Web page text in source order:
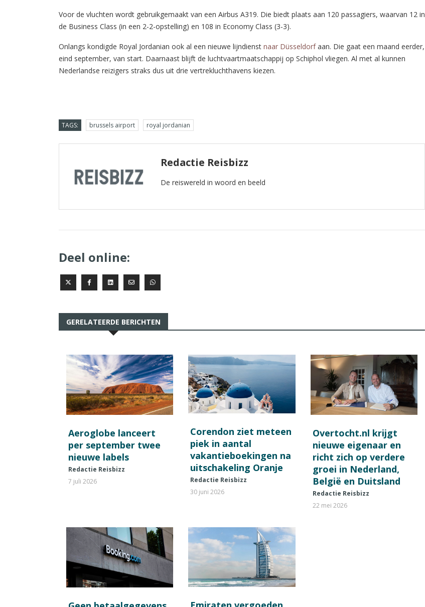
Voor de vluchten wordt gebruikgemaakt van een Airbus A319. Die biedt plaats aan 120 passagiers, waarvan 12 in
de Business Class (in een 2-2-opstelling) en 108 in Economy Class (3-3).
Onlangs kondigde Royal Jordanian ook al een nieuwe lijndienst naar Düsseldorfaan. Die gaat een maand eerder,
eind september, van start. Daarnaast blijft de luchtvaartmaatschappij op Schiphol vliegen. Al met al kunnen
Nederlandse reizigers straks dus uit drie vertrekluchthavens kiezen.
TAGS: brussels airport royal jordanian
Redactie Reisbizz
De reiswereld in woord en beeld
Deel online:
GERELATEERDE BERICHTEN
Aeroglobe lanceert
per september twee
nieuwe labels
Redactie Reisbizz
7 juli 2026
Corendon ziet meteen
piek in aantal
vakantieboekingen na
uitschakeling Oranje
Redactie Reisbizz
30 juni 2026
Overtocht.nl krijgt
nieuwe eigenaar en
richt zich op verdere
groei in Nederland,
België en Duitsland
Redactie Reisbizz
22 mei 2026